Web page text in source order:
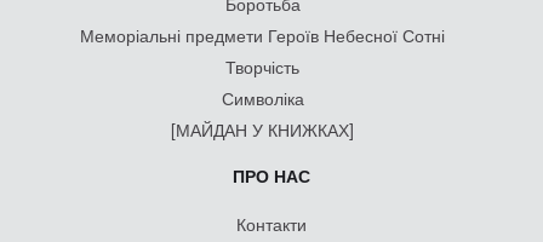
Меморіальні предмети Героїв Небесної Сотні
Творчість
Символіка
[МАЙДАН У КНИЖКАХ]
ПРО НАС
Контакти